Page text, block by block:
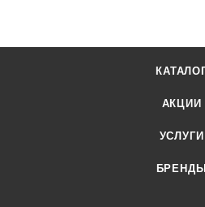
АКЦИИ
УСЛУГИ
БРЕНДЫ